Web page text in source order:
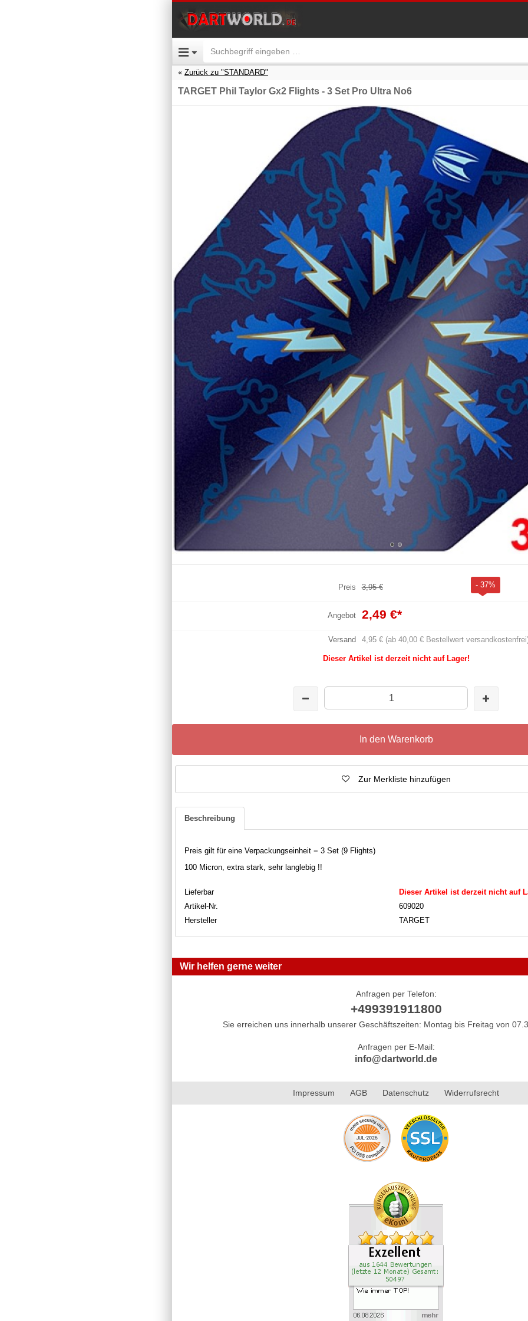
Zurück zu "STANDARD"
TARGET Phil Taylor Gx2 Flights - 3 Set Pro Ultra No6
Preis 3,95 € - 37%
Angebot 2,49 €*
Versand 4,95 € (ab 40,00 € Bestellwert
Dieser Artikel ist derzeit nicht auf Lager!
In den Warenkorb
Zur Merkliste hinzufügen
Beschreibung
Preis gilt für eine Verpackungseinheit = 3 Set (9 Flights)
100 Micron, extra stark, sehr langlebig !!
Lieferbar
Dieser Artikel ist derzeit nicht auf
Artikel-Nr.
609020
Hersteller
TARGET
Wir helfen gerne weiter
Anfragen per Telefon:
+499391911800
Sie erreichen uns innerhalb unserer Geschäftszeiten: Montag bis Freitag von
Anfragen per E-Mail:
info@dartworld.de
Impressum AGB Datenschutz Widerrufsrecht